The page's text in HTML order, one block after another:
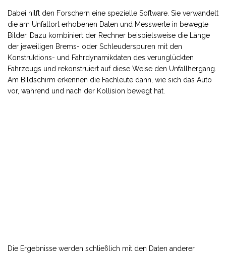
Dabei hilft den Forschern eine spezielle Software. Sie verwandelt
die am Unfallort erhobenen Daten und Messwerte in bewegte
Bilder. Dazu kombiniert der Rechner beispielsweise die Länge
der jeweiligen Brems- oder Schleuderspuren mit den
Konstruktions- und Fahrdynamikdaten des verunglückten
Fahrzeugs und rekonstruiert auf diese Weise den Unfallhergang.
Am Bildschirm erkennen die Fachleute dann, wie sich das Auto
vor, während und nach der Kollision bewegt hat.
Die Ergebnisse werden schließlich mit den Daten anderer